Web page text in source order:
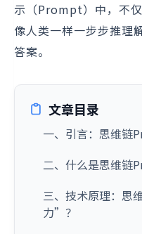
示（Prompt）中，不
像人类一样一步步推理
答案。
文章目录
一、引言：思维链
二、什么是思维链
三、技术原理：思
力”？